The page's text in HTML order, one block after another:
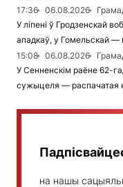
17:36
06.08.2026
У ліпені ў Гродзенскай
ападкаў, у Гомельскай —
15:08
06.08.2026
У Сенненскім раёне 62-
сужыцеля — распачатая
на нашы